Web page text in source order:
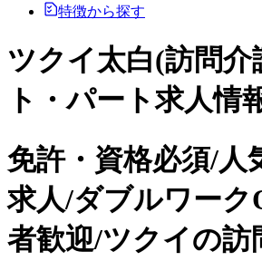
特徴から探す
ツクイ太白(訪問介
ト・パート求人情
免許・資格必須/人
求人/ダブルワーク
者歓迎/ツクイの訪